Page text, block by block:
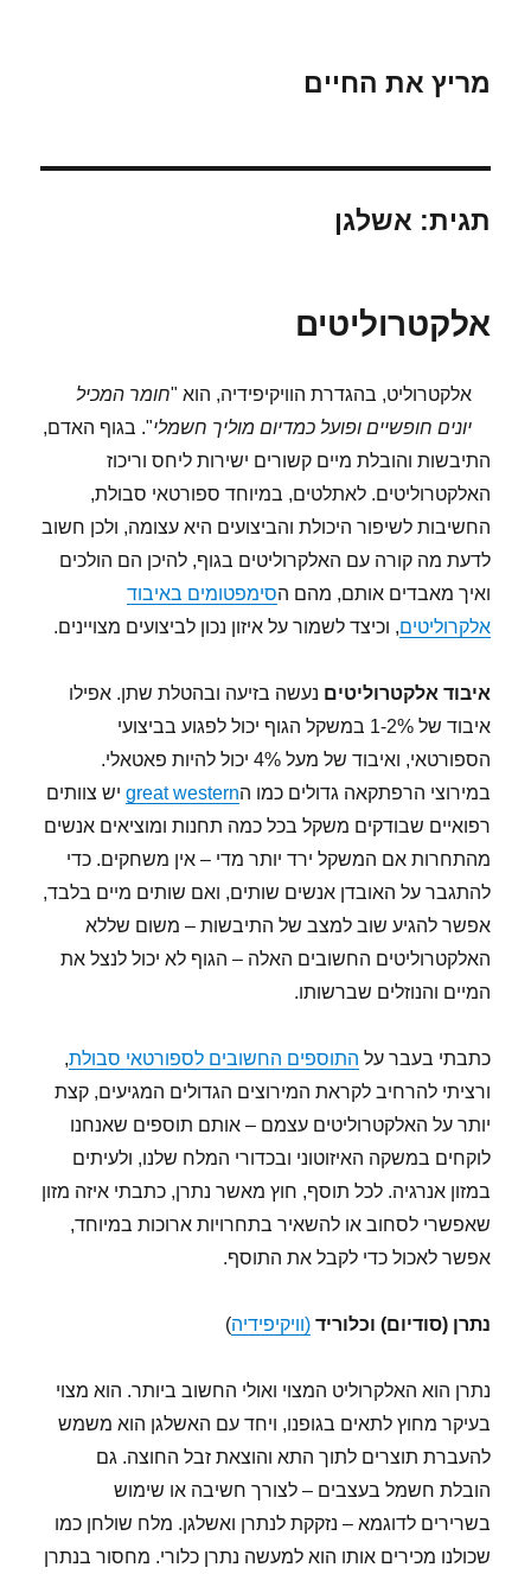
מריץ את החיים
תגית: אשלגן
אלקטרוליטים
אלקטרוליט, בהגדרת הוויקיפידיה, הוא "חומר המכיל
יונים חופשיים ופועל כמדיום מוליך חשמלי". בגוף האדם,
התיבשות והובלת מיים קשורים ישירות ליחס וריכוז
האלקטרוליטים. לאתלטים, במיוחד ספורטאי סבולת,
החשיבות לשיפור היכולת והביצועים היא עצומה, ולכן חשוב
לדעת מה קורה עם האלקרוליטים בגוף, להיכן הם הולכים
ואיך מאבדים אותם, מהם הסימפטומים באיבוד
אלקרוליטים, וכיצד לשמור על איזון נכון לביצועים מצויינים.
איבוד אלקטרוליטים נעשה בזיעה ובהטלת שתן. אפילו
איבוד של 1-2% במשקל הגוף יכול לפגוע בביצועי
הספורטאי, ואיבוד של מעל 4% יכול להיות פאטאלי.
במירוצי הרפתקאה גדולים כמו הgreat western יש צוותים
רפואיים שבודקים משקל בכל כמה תחנות ומוציאים אנשים
מהתחרות אם המשקל ירד יותר מדי – אין משחקים. כדי
להתגבר על האובדן אנשים שותים, ואם שותים מיים בלבד,
אפשר להגיע שוב למצב של התיבשות – משום שללא
האלקטרוליטים החשובים האלה – הגוף לא יכול לנצל את
המיים והנוזלים שברשותו.
כתבתי בעבר על התוספים החשובים לספורטאי סבולת,
ורציתי להרחיב לקראת המירוצים הגדולים המגיעים, קצת
יותר על האלקטרוליטים עצמם – אותם תוספים שאנחנו
לוקחים במשקה האיזוטוני ובכדורי המלח שלנו, ולעיתים
במזון אנרגיה. לכל תוסף, חוץ מאשר נתרן, כתבתי איזה מזון
שאפשרי לסחוב או להשאיר בתחרויות ארוכות במיוחד,
אפשר לאכול כדי לקבל את התוסף.
נתרן (סודיום) וכלוריד(וויקיפידיה)
נתרן הוא האלקרוליט המצוי ואולי החשוב ביותר. הוא מצוי
בעיקר מחוץ לתאים בגופנו, ויחד עם האשלגן הוא משמש
להעברת תוצרים לתוך התא והוצאת זבל החוצה. גם
הובלת חשמל בעצבים – לצורך חשיבה או שימוש
בשרירים לדוגמא – נזקקת לנתרן ואשלגן. מלח שולחן כמו
שכולנו מכירים אותו הוא למעשה נתרן כלורי. מחסור בנתרן